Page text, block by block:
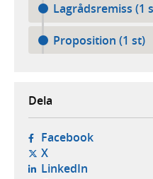
Lagrådsremiss (1
Proposition (1 st)
Dela
Facebook- öppnas i
X- öppnas i ny flik,
LinkedIn- öppnas i